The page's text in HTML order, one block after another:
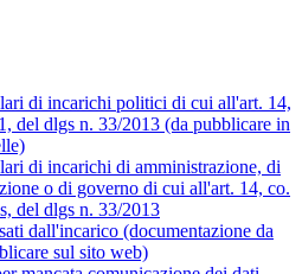
di incarichi politici di cui all'art. 14,
del dlgs n. 33/2013 (da pubblicare in
di incarichi di amministrazione, di
o di governo di cui all'art. 14, co.
del dlgs n. 33/2013
dall'incarico (documentazione da
sul sito web)